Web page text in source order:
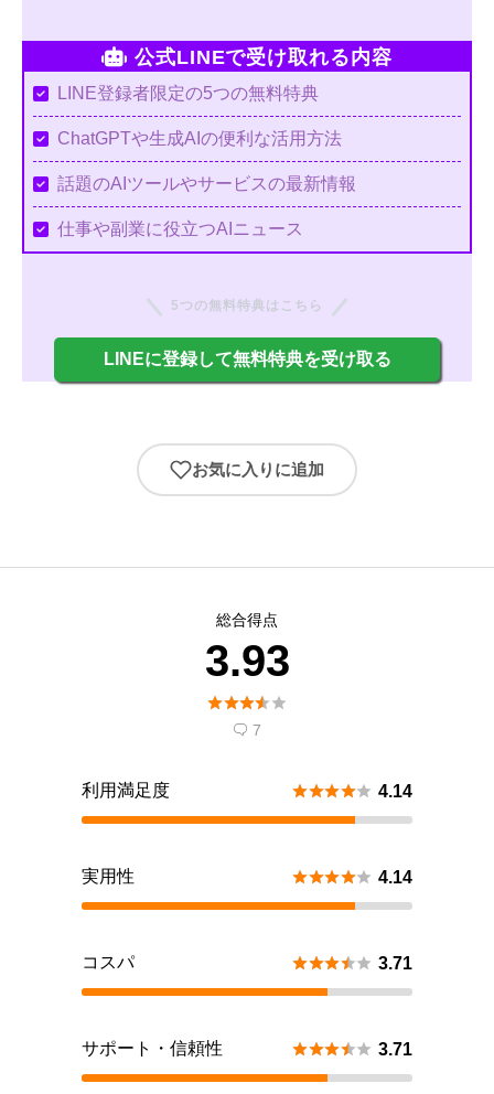
公式LINEで受け取れる内容
LINE登録者限定の5つの無料特典
ChatGPTや生成AIの便利な活用方法
話題のAIツールやサービスの最新情報
仕事や副業に役立つAIニュース
5つの無料特典はこちら
LINEに登録して無料特典を受け取る
お気に入りに追加
総合得点
3.93

 7
利用満足度  4.14
実用性  4.14
コスパ  3.71
サポート・信頼性  3.71